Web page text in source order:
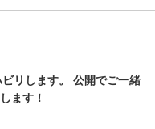
リします。 公開でご一緒
ます！